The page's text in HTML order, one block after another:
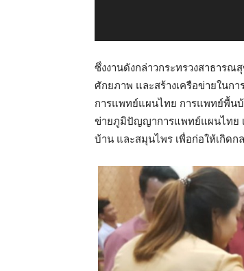
ซึ่งงานดังกล่าวกระทรวงสาธาร
ศักยภาพ และสร้างเครือข่ายในก
การแพทย์แผนไทย การแพทย์พื้น
ข่ายภูมิปัญญาการแพทย์แผนไทย
บ้าน และสมุนไพร เพื่อก่อให้เกิด